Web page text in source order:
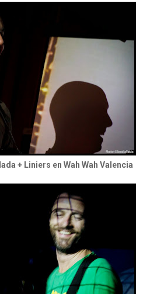
+ Liniers en Wah Wah Valencia